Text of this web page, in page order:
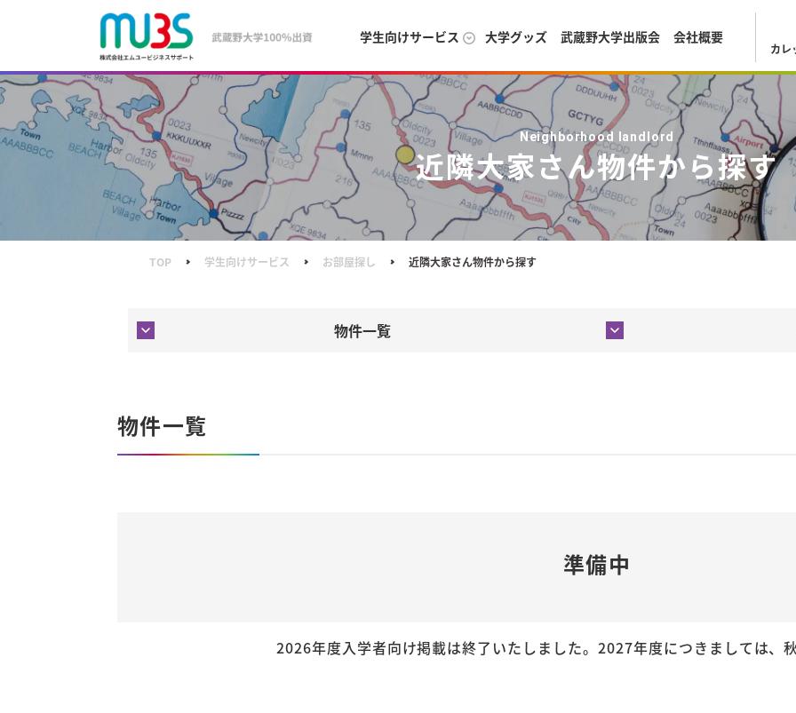
学生向けサービス 大学グッズ 武蔵野大学出版会 会社概要
カレ
Neighborhood landlord
近隣大家さん物件から探す
TOP 学生向けサービス お部屋探し 近隣大家さん物件から探す
物件一覧
物件一覧
準備中
2026年度入学者向け掲載は終了いたしました。 2027年度につきましては、